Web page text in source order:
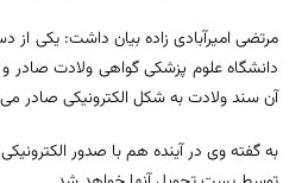
مرتضی امیرآبادی زاده بیان داشت: یکی از
آن سند ولادت به شکل الکترونیکی صادر
به گفته وی در آینده هم با صدور